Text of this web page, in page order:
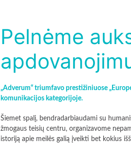
Pelnėme
„Adverum“ triumfavo prestižiniuose
komunikacijos kategorijoje.
Šiemet spalį, bendradarbiaudami su
žmogaus teisių centru, organizavome
istoriją apie meilės galią įveikti bet kokius